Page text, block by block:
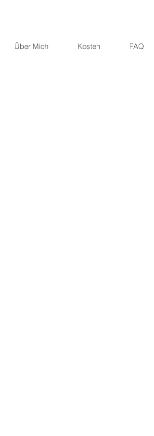
Über Mich Kosten FAQ